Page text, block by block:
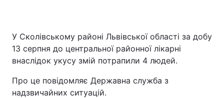
Головна
Україна
У Сколівському районі Львівської області за добу
13 серпня до центральної районної лікарні
внаслідок укусу змій потрапили 4 людей.
Про це повідомляє Державна служба з
надзвичайних ситуацій.